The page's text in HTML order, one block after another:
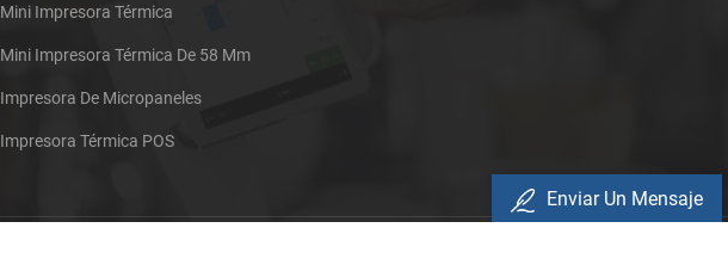
Mini Impresora Térmica
Mini Impresora Térmica De 58 Mm
Impresora De Micropaneles
Impresora Térmica POS
Enviar Un Mensaje